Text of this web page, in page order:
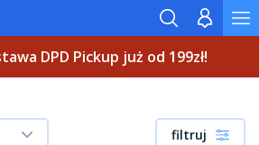
DPD Pickup już od 199zł!
filtruj